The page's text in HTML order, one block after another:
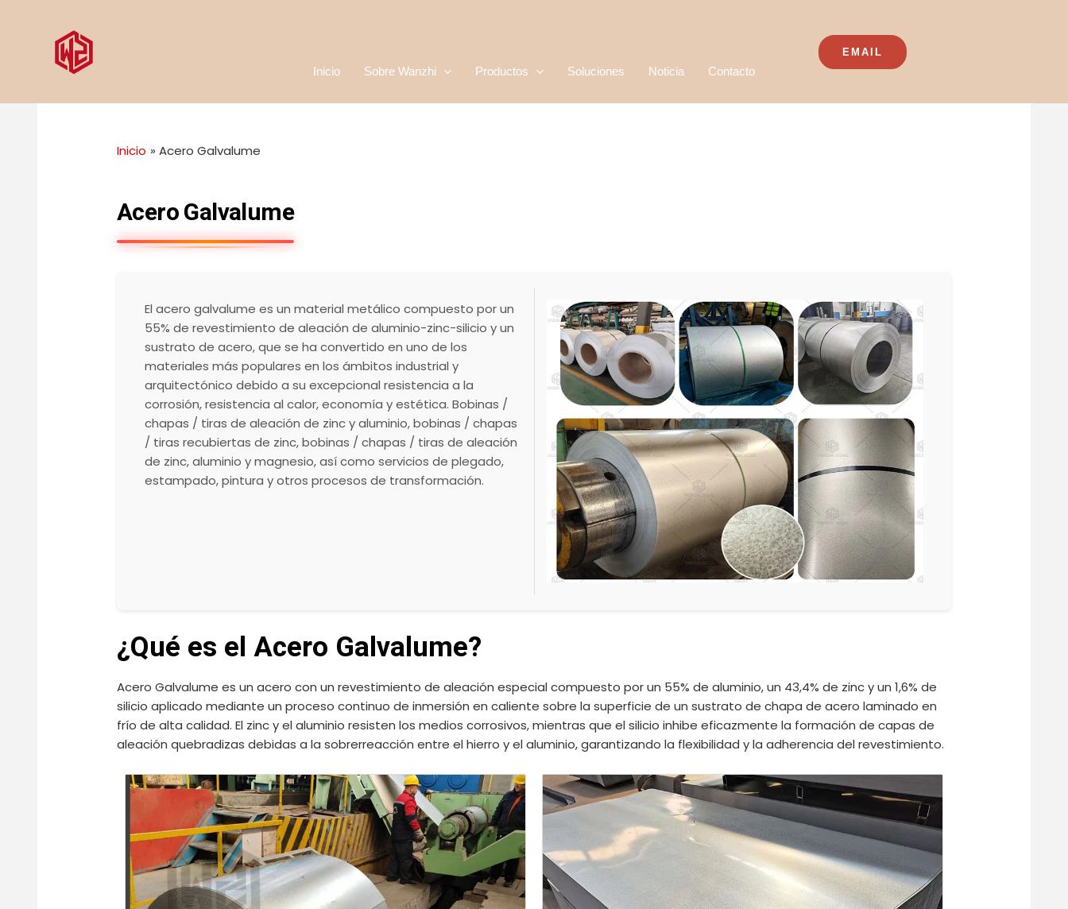
contenido
Inicio Sobre Wanzhi Productos Soluciones Noticia Contacto
EMAIL
Inicio Acero Galvalume
Acero Galvalume
El acero galvalume es un material metálico compuesto por un
55% de revestimiento de aleación de aluminio-zinc-silicio y un
sustrato de acero, que se ha convertido en uno de los
materiales más populares en los ámbitos industrial y
arquitectónico debido a su excepcional resistencia a la
corrosión, resistencia al calor, economía y estética. Bobinas /
chapas / tiras de aleación de zinc y aluminio, bobinas / chapas
/ tiras recubiertas de zinc, bobinas / chapas / tiras de aleación
de zinc, aluminio y magnesio, así como servicios de plegado,
estampado, pintura y otros procesos de transformación.
¿Qué es el Acero Galvalume?
Acero Galvalume es un acero con un revestimiento de aleación especial compuesto por un 55% de aluminio, un 43,4% de zinc y un 1,6% de
silicio aplicado mediante un proceso continuo de inmersión en caliente sobre la superficie de un sustrato de chapa de acero laminado en
frío de alta calidad. El zinc y el aluminio resisten los medios corrosivos, mientras que el silicio inhibe eficazmente la formación de capas de
aleación quebradizas debidas a la sobrerreacción entre el hierro y el aluminio, garantizando la flexibilidad y la adherencia del revestimiento.